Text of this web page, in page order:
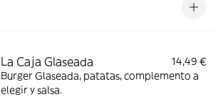
La Caja Glaseada
14,49 €
Burger Glaseada, patatas, complemento a
elegir y salsa.